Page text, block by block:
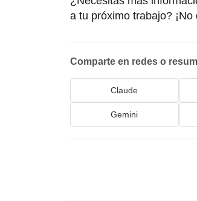
a tu próximo trabajo? ¡No
Comparte en redes o
Claude
Gemini